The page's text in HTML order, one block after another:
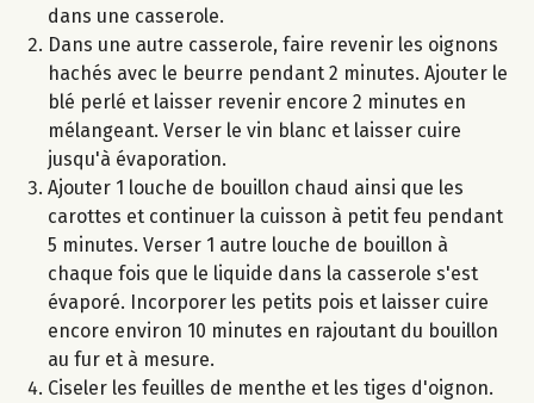
dans une casserole.
Dans une autre casserole, faire revenir les oignons
hachés avec le beurre pendant 2 minutes. Ajouter le
blé perlé et laisser revenir encore 2 minutes en
mélangeant. Verser le vin blanc et laisser cuire
jusqu'à évaporation.
Ajouter 1 louche de bouillon chaud ainsi que les
carottes et continuer la cuisson à petit feu pendant
5 minutes. Verser 1 autre louche de bouillon à
chaque fois que le liquide dans la casserole s'est
évaporé. Incorporer les petits pois et laisser cuire
encore environ 10 minutes en rajoutant du bouillon
au fur et à mesure.
Ciseler les feuilles de menthe et les tiges d'oignon.